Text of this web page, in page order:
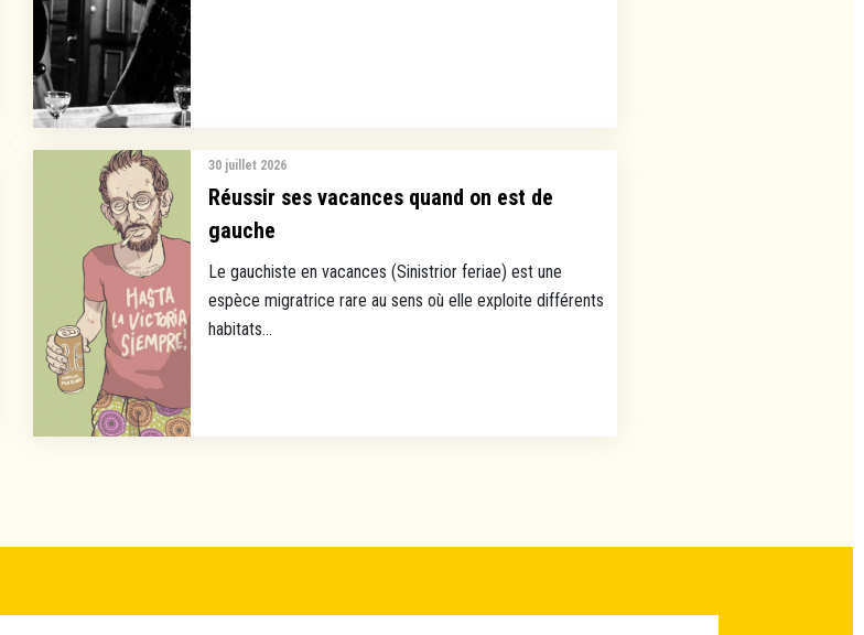
30 juillet 2026
Réussir ses vacances quand on est de
gauche
Le gauchiste en vacances (Sinistrior feriae) est une
espèce migratrice rare au sens où elle exploite différents
habitats...